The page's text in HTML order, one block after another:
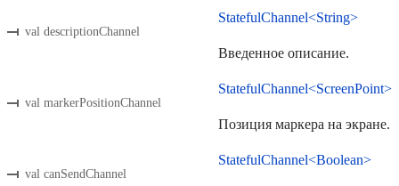
val descriptionChannel
StatefulChannel<String>
Введенное описание.
val markerPositionChannel
StatefulChannel<ScreenPoint>
Позиция маркера на экране.
val canSendChannel
StatefulChannel<Boolean>